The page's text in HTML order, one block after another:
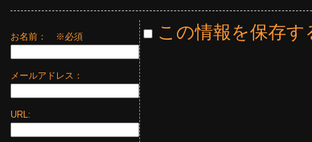
お名前： ※必須
メールアドレス：
URL:
この情報を保存す